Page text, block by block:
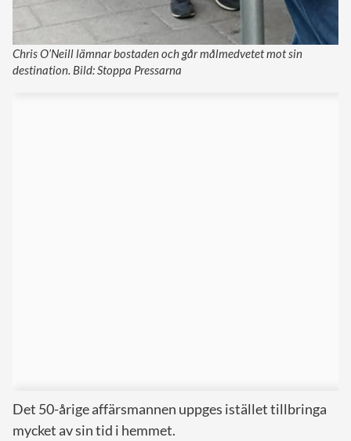
Chris O’Neill lämnar bostaden och går målmedvetet mot sin
destination. Bild: Stoppa Pressarna
Det 50-årige affärsmannen uppges istället tillbringa
mycket av sin tid i hemmet.